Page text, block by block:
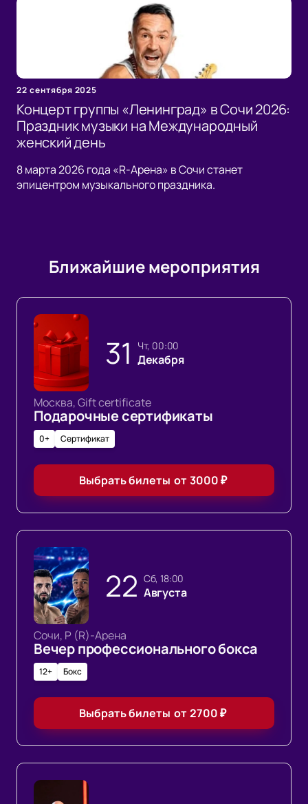
22 сентября 2025
Концерт группы «Ленинград» в Сочи 2026:
Праздник музыки на Международный
женский день
8 марта 2026 года «R-Арена» в Сочи станет
эпицентром музыкального праздника.
Ближайшие мероприятия
31 чт, 00:00
Декабря
Москва, Gift certificate
Подарочные сертификаты
0+ Сертификат
Выбрать билеты от 3000₽
22 сб, 18:00
Августа
Сочи, Р (R)-Арена
Вечер профессионального бокса
12+ Бокс
Выбрать билеты от2700₽